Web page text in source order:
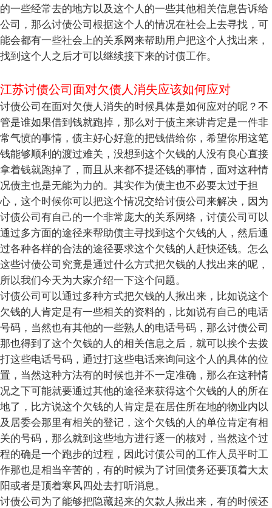
的一些经常去的地方以及这个人的一些其他相关信息告诉给
公司，那么讨债公司根据这个人的情况在社会上去寻找，可
能会都有一些社会上的关系网来帮助用户把这个人找出来，
找到这个人之后才可以继续接下来的讨债工作。
江苏讨债公司面对欠债人消失应该如何应对
讨债公司在面对欠债人消失的时候具体是如何应对的呢？不
管是谁如果借到钱就跑掉，那么对于债主来讲肯定是一件非
常气愤的事情，债主好心好意的把钱借给你，希望你用这笔
钱能够顺利的渡过难关，没想到这个欠钱的人没有良心直接
拿着钱就跑掉了，而且从来都不提还钱的事情，面对这种情
况债主也是无能为力的。其实作为债主也不必要太过于担
心，这个时候你可以把这个情况交给讨债公司来解决，因为
讨债公司有自己的一个非常庞大的关系网络，讨债公司可以
通过多方面的途径来帮助债主寻找到这个欠钱的人，然后通
过各种各样的合法的途径要求这个欠钱的人赶快还钱。怎么
这些讨债公司究竟是通过什么方式把欠钱的人找出来的呢，
所以我们今天为大家介绍一下这个问题。
讨债公司可以通过多种方式把欠钱的人揪出来，比如说这个
欠钱的人肯定是有一些相关的资料的，比如说有自己的电话
号码，当然也有其他的一些熟人的电话号码，那么讨债公司
那也得到了这个欠钱的人的相关信息之后，就可以挨个去拨
打这些电话号码，通过打这些电话来询问这个人的具体的位
置，当然这种方法有的时候也并不一定准确，那么在这种情
况之下可能就要通过其他的途径来获得这个欠钱的人的所在
地了，比方说这个欠钱的人肯定是在居住所在地的物业内以
及居委会那里有相关的登记，这个欠钱的人的单位肯定有相
关的号码，那么就到这些地方进行逐一的核对，当然这个过
程的确是一个跑步的过程，因此讨债公司的工作人员平时工
作那也是相当辛苦的，有的时候为了讨回债务还要顶着大太
阳或者是顶着寒风四处去打听消息。
讨债公司为了能够把隐藏起来的欠款人揪出来，有的时候还